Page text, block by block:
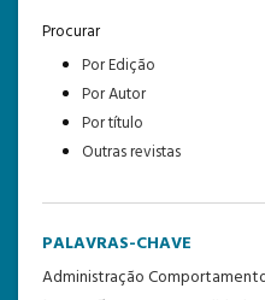
Procurar
Por Edição
Por Autor
Por título
Outras revistas
PALAVRAS-CHAVE
Administração